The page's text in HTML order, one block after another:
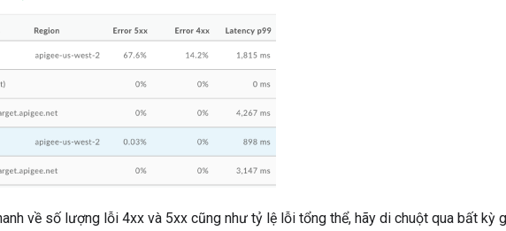
về số lượng lỗi 4xx và 5xx cũng như tỷ lệ lỗi tổng thể, hãy di chuột qua bất kỳ